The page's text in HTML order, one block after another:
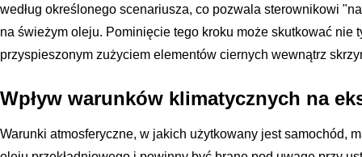
według określonego scenariusza, co pozwala sterownikowi
na świeżym oleju. Pominięcie tego kroku może skutkować nie
przyspieszonym zużyciem elementów ciernych wewnątrz
Wpływ warunków klimatycznych na
Warunki atmosferyczne, w jakich użytkowany jest samochód,